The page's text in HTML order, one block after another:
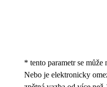
* tento parametr se
Nebo je elektronicky